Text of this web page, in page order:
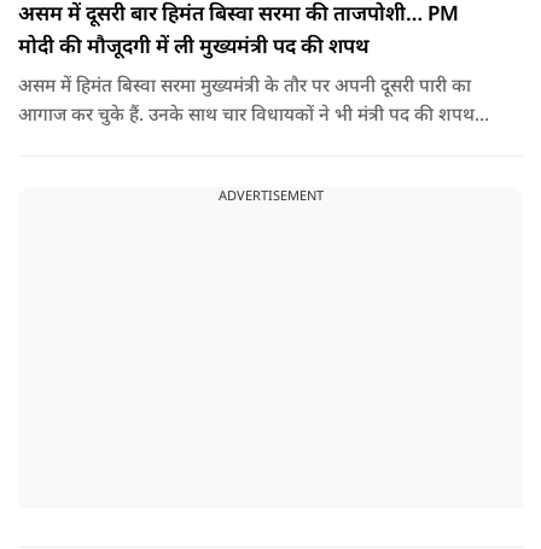
असम में दूसरी बार हिमंत बिस्वा सरमा की ताजपोशी… PM
मोदी की मौजूदगी में ली मुख्यमंत्री पद की शपथ
असम में हिमंत बिस्वा सरमा मुख्यमंत्री के तौर पर अपनी दूसरी पारी का
आगाज कर चुके हैं. उनके साथ चार विधायकों ने भी मंत्री पद की शपथ
ADVERTISEMENT